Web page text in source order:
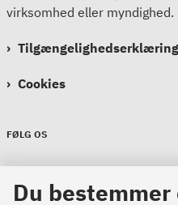
virksomhed eller myndighed.
Tilgængelighedserklæring
Cookies
FØLG OS
Du